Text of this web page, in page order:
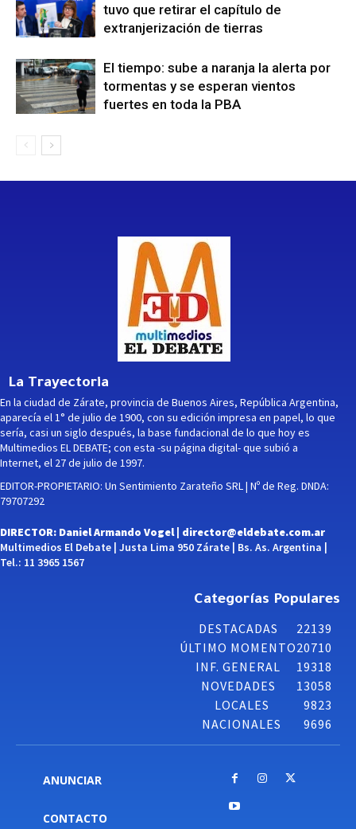
tuvo que retirar el capítulo de
extranjerización de tierras
El tiempo: sube a naranja la alerta por
tormentas y se esperan vientos
fuertes en toda la PBA
La Trayectoria
En la ciudad de Zárate, provincia de Buenos Aires, República Argentina,
aparecía el 1° de julio de 1900, con su edición impresa en papel, lo que
sería, casi un siglo después, la base fundacional de lo que hoy es
Multimedios EL DEBATE; con esta -su página digital- que subió a
Internet, el 27 de julio de 1997.
EDITOR-PROPIETARIO: Un Sentimiento Zarateño SRL | Nº de Reg. DNDA:
79707292
DIRECTOR: Daniel Armando Vogel | director@eldebate.com.ar
Multimedios El Debate | Justa Lima 950 Zárate | Bs. As. Argentina |
Tel.: 11 3965 1567
Categorías Populares
DESTACADAS
22139
ÚLTIMO MOMENTO20710
INF. GENERAL
19318
NOVEDADES
13058
LOCALES
9823
NACIONALES
9696
ANUNCIAR
CONTACTO